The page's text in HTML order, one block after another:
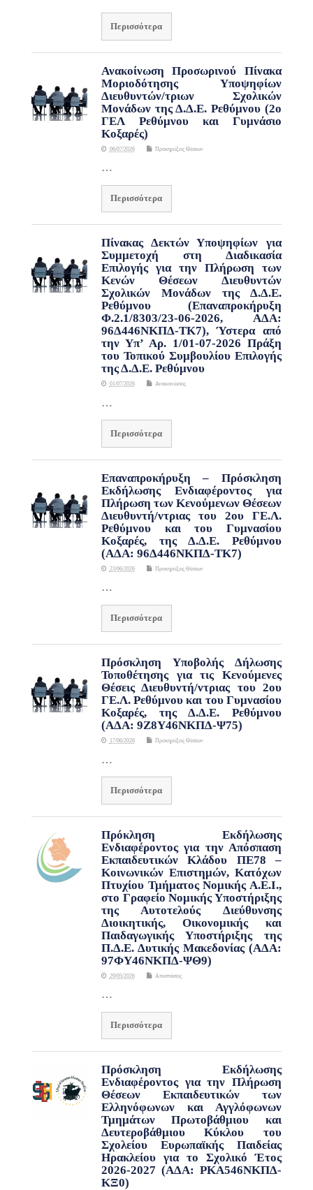
Περισσότερα
Ανακοίνωση Προσωρινού Πίνακα
Μοριοδότησης Υποψηφίων
Διευθυντών/τριων Σχολικών
Μονάδων της Δ.Δ.Ε. Ρεθύμνου (2ο
ΓΕΛ Ρεθύμνου και Γυμνάσιο
Κοξαρές)
06/07/2026 Προκηρύξεις Θέσεων
…
Περισσότερα
Πίνακας Δεκτών Υποψηφίων για
Συμμετοχή στη Διαδικασία
Επιλογής για την Πλήρωση των
Κενών Θέσεων Διευθυντών
Σχολικών Μονάδων της Δ.Δ.Ε.
Ρεθύμνου (Επαναπροκήρυξη
Φ.2.1/8303/23-06-2026, ΑΔΑ:
96Δ446ΝΚΠΔ-ΤΚ7), Ύστερα από
την Υπ’ Αρ. 1/01-07-2026 Πράξη
του Τοπικού Συμβουλίου Επιλογής
της Δ.Δ.Ε. Ρεθύμνου
01/07/2026 Ανακοινώσεις
…
Περισσότερα
Επαναπροκήρυξη – Πρόσκληση
Εκδήλωσης Ενδιαφέροντος για
Πλήρωση των Κενούμενων Θέσεων
Διευθυντή/ντριας του 2ου ΓΕ.Λ.
Ρεθύμνου και του Γυμνασίου
Κοξαρές, της Δ.Δ.Ε. Ρεθύμνου
(ΑΔΑ: 96Δ446ΝΚΠΔ-ΤΚ7)
23/06/2026 Προκηρύξεις Θέσεων
…
Περισσότερα
Πρόσκληση Υποβολής Δήλωσης
Τοποθέτησης για τις Κενούμενες
Θέσεις Διευθυντή/ντριας του 2ου
ΓΕ.Λ. Ρεθύμνου και του Γυμνασίου
Κοξαρές, της Δ.Δ.Ε. Ρεθύμνου
(ΑΔΑ: 9Ζ8Υ46ΝΚΠΔ-Ψ75)
17/06/2026 Προκηρύξεις Θέσεων
…
Περισσότερα
Πρόκληση Εκδήλωσης
Ενδιαφέροντος για την Απόσπαση
Εκπαιδευτικών Κλάδου ΠΕ78 –
Κοινωνικών Επιστημών, Κατόχων
Πτυχίου Τμήματος Νομικής Α.Ε.Ι.,
στο Γραφείο Νομικής Υποστήριξης
της Αυτοτελούς Διεύθυνσης
Διοικητικής, Οικονομικής και
Παιδαγωγικής Υποστήριξης της
Π.Δ.Ε. Δυτικής Μακεδονίας (ΑΔΑ:
97ΦΥ46ΝΚΠΔ-ΨΘ9)
29/05/2026 Αποσπάσεις
…
Περισσότερα
Πρόσκληση Εκδήλωσης
Ενδιαφέροντος για την Πλήρωση
Θέσεων Εκπαιδευτικών των
Ελληνόφωνων και Αγγλόφωνων
Τμημάτων Πρωτοβάθμιου και
Δευτεροβάθμιου Κύκλου του
Σχολείου Ευρωπαϊκής Παιδείας
Ηρακλείου για το Σχολικό Έτος
2026-2027 (ΑΔΑ: ΡΚΑ546ΝΚΠΔ-
ΚΞ0)